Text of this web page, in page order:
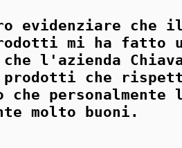
evidenziare che
mi ha fatto
l'azienda
che
che
molto buoni.